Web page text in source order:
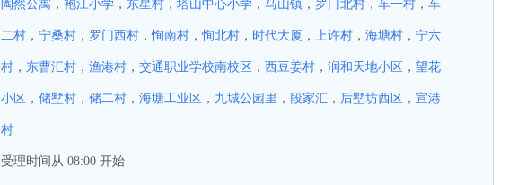
陶然公寓 ， 袍江小学 ， 东星村 ， 塔山中心小学 ， 马山镇 ， 罗门北村 ， 车一村 ， 车
二村 ， 宁桑村 ， 罗门西村 ，恂南村 ，恂北村 ， 时代大厦 ， 上许村 ， 海塘村 ， 宁六
村 ， 东曹汇村 ， 渔港村 ， 交通职业学校南校区 ， 西豆姜村 ， 润和天地小区 ， 望花
小区 ， 储墅村 ， 储二村 ， 海塘工业区 ， 九城公园里 ， 段家汇 ， 后墅坊西区 ， 宣港
村
受理时间从 08:00 开始